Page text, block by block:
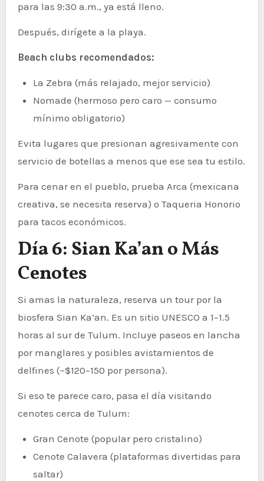
para las 9:30 a.m., ya está lleno.
Después, dirígete a la playa.
Beach clubs recomendados:
La Zebra (más relajado, mejor servicio)
Nomade (hermoso pero caro — consumo
mínimo obligatorio)
Evita lugares que presionan agresivamente con
servicio de botellas a menos que ese sea tu estilo.
Para cenar en el pueblo, prueba Arca (mexicana
creativa, se necesita reserva) o Taqueria Honorio
para tacos económicos.
Día 6: Sian Ka’an o Más
Cenotes
Si amas la naturaleza, reserva un tour por la
biosfera Sian Ka’an. Es un sitio UNESCO a 1–1.5
horas al sur de Tulum. Incluye paseos en lancha
por manglares y posibles avistamientos de
delfines (~$120–150 por persona).
Si eso te parece caro, pasa el día visitando
cenotes cerca de Tulum:
Gran Cenote (popular pero cristalino)
Cenote Calavera (plataformas divertidas para
saltar)